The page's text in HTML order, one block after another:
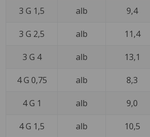
3 G 1,5 alb 9,4
3 G 2,5 alb 11,4
3 G 4 alb 13,1
4 G 0,75 alb 8,3
4 G 1 alb 9,0
4 G 1,5 alb 10,5